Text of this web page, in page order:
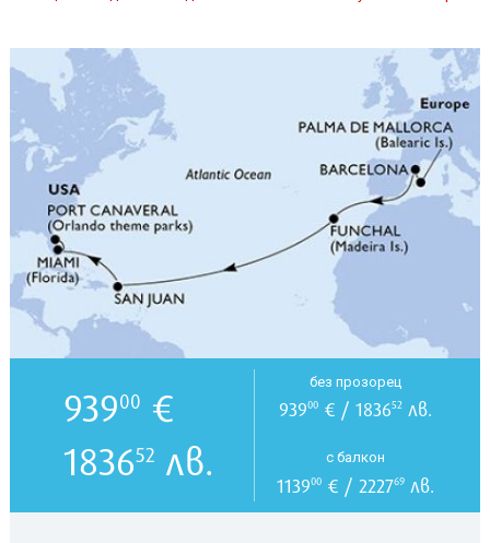
93900 €
183652 лв.
без прозорец
93900 € / 183652 лв.
с балкон
113900 € / 222769 лв.